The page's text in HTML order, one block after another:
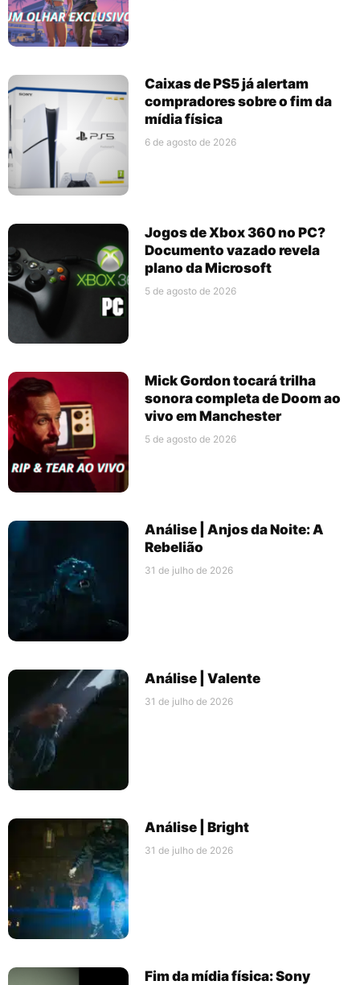
Caixas de PS5 já alertam
compradores sobre o fim da
mídia física
6 de agosto de 2026
Jogos de Xbox 360 no PC?
Documento vazado revela
plano da Microsoft
5 de agosto de 2026
Mick Gordon tocará trilha
sonora completa de Doom ao
vivo em Manchester
5 de agosto de 2026
Análise | Anjos da Noite: A
Rebelião
31 de julho de 2026
Análise | Valente
31 de julho de 2026
Análise | Bright
31 de julho de 2026
Fim da mídia física: Sony